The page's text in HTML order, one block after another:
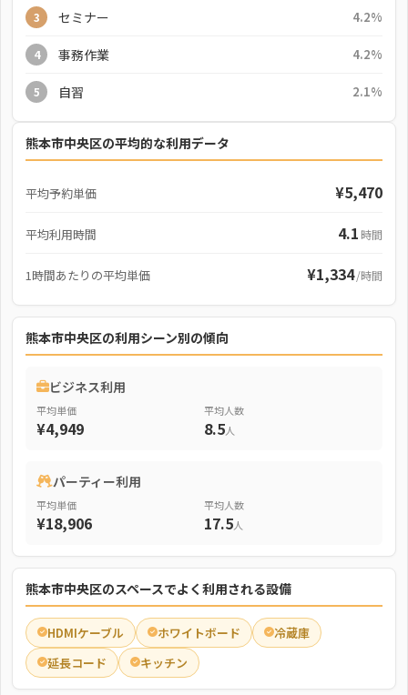
3 セミナー 4.2%
4 事務作業 4.2%
5 自習 2.1%
熊本市中央区の平均的な利用データ
平均予約単価 ¥5,470
平均利用時間 4.1時間
1時間あたりの平均単価 ¥1,334/時間
熊本市中央区の利用シーン別の傾向
ビジネス利用
平均単価
¥4,949
平均人数
8.5人
パーティー利用
平均単価
¥18,906
平均人数
17.5人
熊本市中央区のスペースでよく利用される設備
HDMIケーブル ホワイトボード
冷蔵庫
延長コード
キッチン